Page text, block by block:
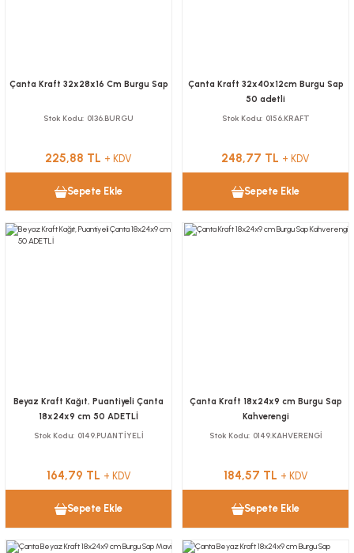
Çanta Kraft 32x28x16 Cm Burgu Sap
Stok Kodu 0136.BURGU
225,88 TL + KDV
Sepete Ekle
Çanta Kraft 32x40x12cm Burgu Sap
50 adetli
Stok Kodu 0156.KRAFT
248,77 TL + KDV
Sepete Ekle
Beyaz Kraft Kağıt, Puantiyeli Çanta
18x24x9 cm 50 ADETLİ
Stok Kodu 0149.PUANTİYELİ
164,79 TL + KDV
Sepete Ekle
Çanta Kraft 18x24x9 cm Burgu Sap
Kahverengi
Stok Kodu 0149.KAHVERENGİ
184,57 TL + KDV
Sepete Ekle